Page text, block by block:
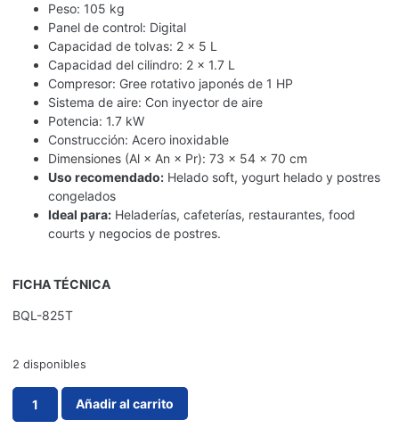
Peso: 105 kg
Panel de control: Digital
Capacidad de tolvas: 2 × 5 L
Capacidad del cilindro: 2 × 1.7 L
Compresor: Gree rotativo japonés de 1 HP
Sistema de aire: Con inyector de aire
Potencia: 1.7 kW
Construcción: Acero inoxidable
Dimensiones (Al × An × Pr): 73 × 54 × 70 cm
Uso recomendado: Helado soft, yogurt helado y postres
congelados
Ideal para: Heladerías, cafeterías, restaurantes, food
courts y negocios de postres.
FICHA TÉCNICA
BQL-825T
2 disponibles
Añadir al carrito